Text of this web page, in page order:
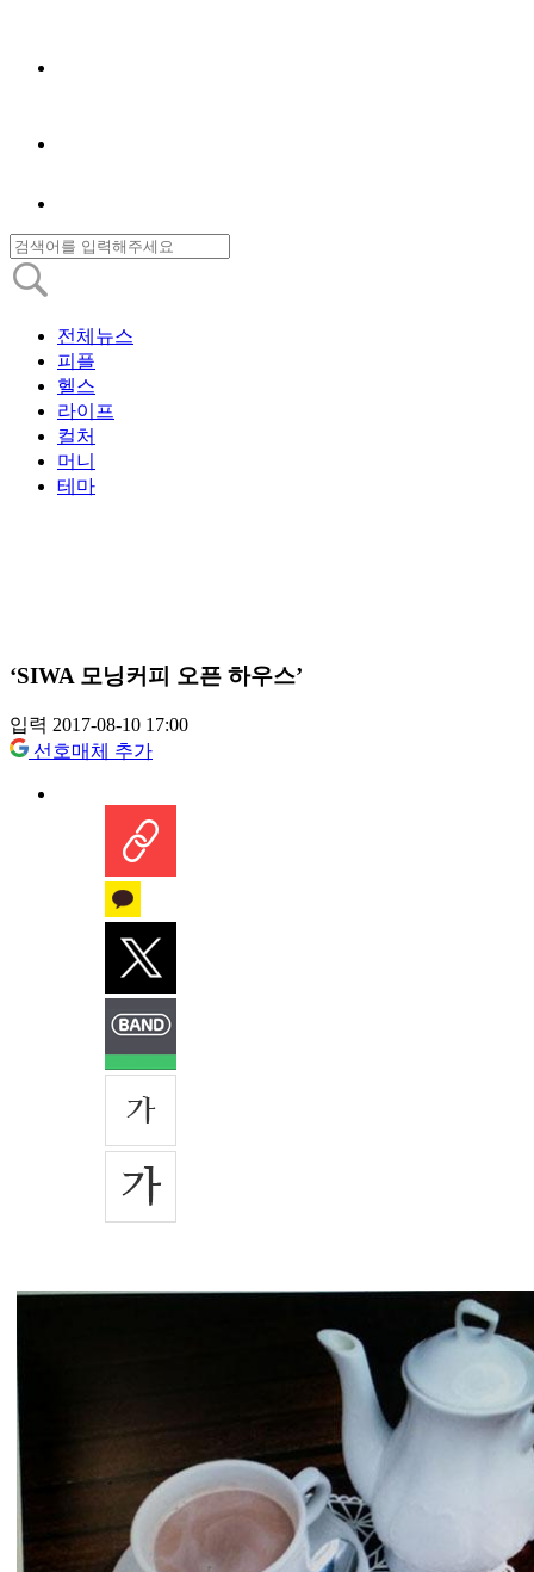
전체뉴스
피플
헬스
라이프
컬처
머니
테마
‘SIWA 모닝커피 오픈 하우스’
입력 2017-08-10 17:00
선호매체 추가